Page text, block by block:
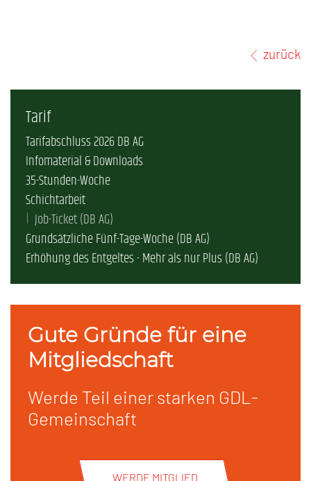
zurück
Tarif
Tarifabschluss 2026 DB AG
Infomaterial & Downloads
35-Stunden-Woche
Schichtarbeit
Job-Ticket (DB AG)
Grundsätzliche Fünf-Tage-Woche (DB AG)
Erhöhung des Entgeltes - Mehr als nur Plus (DB AG)
Gute Gründe für eine
Mitgliedschaft
Werde Teil einer starken GDL-
Gemeinschaft
WERDE MITGLIED